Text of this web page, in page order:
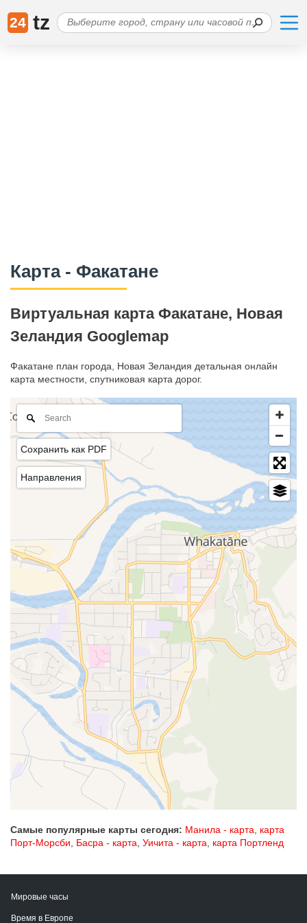
24 tz
Карта - Факатане
Виртуальная карта Факатане, Новая
Зеландия Googlemap
Факатане план города, Новая Зеландия детальная онлайн
карта местности, спутниковая карта дорог.
Сохранить как PDF
Направления
Самые популярные карты сегодня: Манила - карта, карта
Порт-Морсби, Басра - карта, Уичита - карта, карта Портленд
Мировые часы
Время в Европе